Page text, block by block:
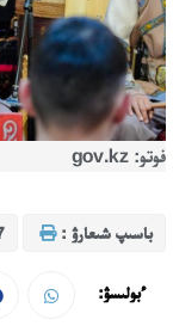
فوتو: gov.kz
باسىپ شىعارۋ :
ءبولىسۋ: